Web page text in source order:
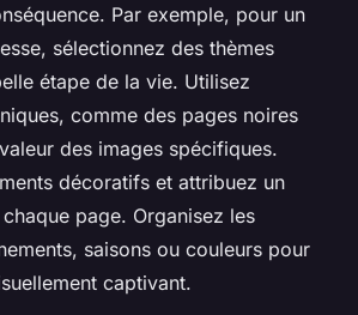
Par exemple, pour un
sélectionnez des thèmes
étape de la vie. Utilisez
comme des pages noires
des images spécifiques.
décoratifs et attribuez un
page. Organisez les
saisons ou couleurs pour
captivant.